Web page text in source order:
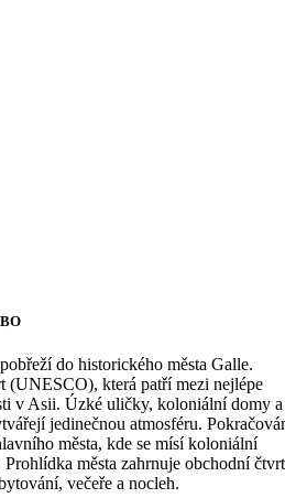
do historického města Galle.
(UNESCO), která patří mezi nejlépe
v Asii. Úzké uličky, koloniální domy a
jedinečnou atmosféru.
města, kde se mísí koloniální
města zahrnuje obchodní
večeře a nocleh.